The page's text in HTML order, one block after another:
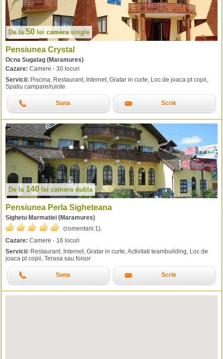
De la 50 lei camera single
Pensiunea Crystal
Ocna Sugatag (Maramures)
Cazare: Camere - 30 locuri
Servicii: Piscina, Restaurant, Internet, Gratar in curte, Loc de joaca pt copii,
Spatiu campare/rulote
Suna Scrie
De la 140 lei camera dubla
Pensiunea Perla Sigheteana
Sighetu Marmatiei (Maramures)
(comentarii:1 ).
Cazare: Camere - 16 locuri
Servicii: Restaurant, Internet, Gratar in curte, Activitati teambuilding, Loc de
joaca pt copii, Terasa sau foisor
Suna Scrie